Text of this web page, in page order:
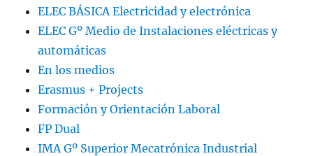
ELEC BÁSICA Electricidad y electrónica
ELEC Gº Medio de Instalaciones eléctricas y
automáticas
En los medios
Erasmus + Projects
Formación y Orientación Laboral
FP Dual
IMA Gº Superior Mecatrónica Industrial